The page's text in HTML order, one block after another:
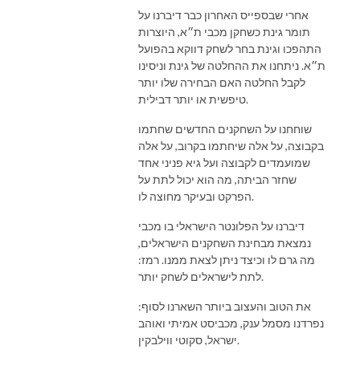
אחרי שבספייס האחרון כבר דיברנו על
תומר גינת כשחקן מכבי ת״א, היוצרות
התהפכו וגינת בחר לשחק דווקא בהפועל
ת״א. ניתחנו את ההחלטה של גינת וניסינו
לקבל החלטה האם הבחירה שלו יותר
טיפשית או יותר דבילית.
שוחחנו על השחקנים החדשים שחתמו
בקבוצה, על אלה שיחתמו בקרוב, על אלה
שמועמדים לקבוצה ועל גיא פניני אחד
שחזר הביתה, מה הוא יכול לתת על
הפרקט ובעיקר מחוצה לו.
דיברנו על הפלונטר הישראלי בו מכבי
נמצאת מבחינת השחקנים הישראלים,
מה גרם לו וכיצד ניתן לצאת ממנו. רמז:
לתת לישראלים לשחק יותר.
את הטוב והעצוב ביותר השארנו לסוף:
נפרדנו מסמל ענק, מכביסט אמיתי ואוהב
ישראל, סקוטי ווילבקין.